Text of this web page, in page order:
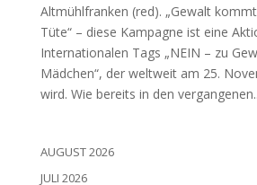
Alt­mühl­fran­ken (red). „Gewalt
Tüte“ – die­se Kam­pa­gne ist eine
Inter­na­tio­na­len Tags „NEIN – zu
Mäd­chen“, der welt­weit am 25.
wird. Wie bereits in den
AUGUST 2026
JULI 2026